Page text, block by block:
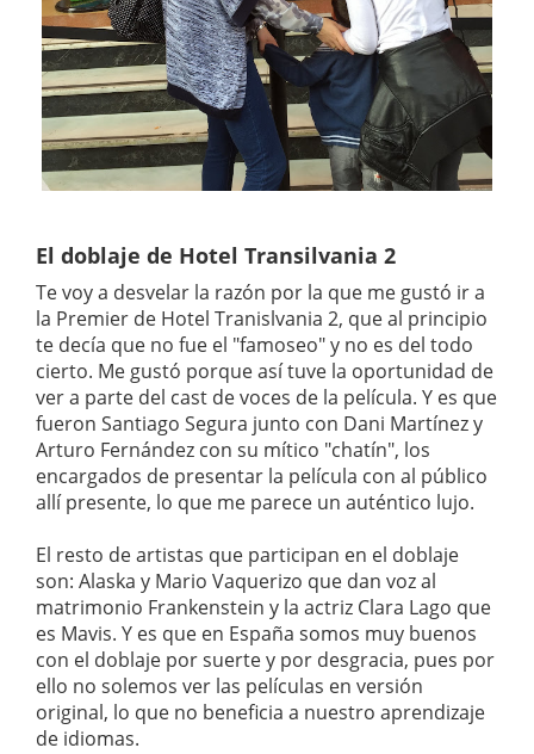
El doblaje de Hotel Transilvania 2
Te voy a desvelar la razón por la que me gustó ir a
la Premier de Hotel Tranislvania 2, que al principio
te decía que no fue el "famoseo" y no es del todo
cierto. Me gustó porque así tuve la oportunidad de
ver a parte del cast de voces de la película. Y es que
fueron Santiago Segura junto con Dani Martínez y
Arturo Fernández con su mítico "chatín", los
encargados de presentar la película con al público
allí presente, lo que me parece un auténtico lujo.
El resto de artistas que participan en el doblaje
son: Alaska y Mario Vaquerizo que dan voz al
matrimonio Frankenstein y la actriz Clara Lago que
es Mavis. Y es que en España somos muy buenos
con el doblaje por suerte y por desgracia, pues por
ello no solemos ver las películas en versión
original, lo que no beneficia a nuestro aprendizaje
de idiomas.